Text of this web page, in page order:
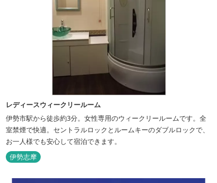
レディースウィークリールーム
伊勢市駅から徒歩約3分。女性専用のウィークリールームです。全
室禁煙で快適。セントラルロックとルームキーのダブルロックで、
お一人様でも安心して宿泊できます。
伊勢志摩